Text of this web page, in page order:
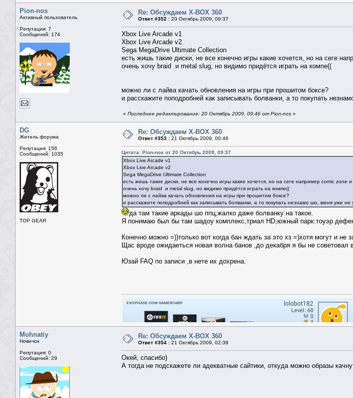
Pion-nos
Активный пользователь
Репутация: 7
Сообщений: 174
Re: Обсуждаем X-BOX 360
Ответ #352 : 20 Октябрь 2009, 09:37
Xbox Live Arcade v1
Xbox Live Arcade v2
Sega MegaDrive Ultimate Collection
есть жишь такие диски, не все конечно игры какие хочется, но на сеге
очень хочу braid и metal slug, но видимо придётся играть на компе((
можно ли с лайва качать обновления на игры при прошитом боксе?
и расскажите поподробней как записывать болванки, а то покупать
« Последнее редактирование: 20 Октябрь 2009, 09:46 от Pion-nos »
DG
Житель форума
Репутация: 156
Сообщений: 1035
TOP GEAR
Re: Обсуждаем X-BOX 360
Ответ #353 : 21 Октябрь 2009, 00:46
Цитата: Pion-nos от 20 Октябрь 2009, 09:37
Xbox Live Arcade v1
Xbox Live Arcade v2
Sega MegaDrive Ultimate Collection
есть жишь такие диски, не все конечно игры какие хочется, но на сеге например comic zone
очень хочу braid и metal slug, но видимо придётся играть на компе((
можно ли с лайва качать обновления на игры при прошитом боксе?
и расскажите поподробней как записывать болванки, а то покупать незнамо шо, меня уже не
да там такие аркады шо ппц,жалко даже болванку на такое.
Я понимаю был бы там шадоу комплекс,триал HD,южный парк:тоуэр
Конечно можно =))только вот когда бан ждать за это хз =)хотя могут и не
Щас вроде ожидаеться новая волна банов ,до декабря я бы не советовал
Юзай FAQ по записи ,в нете их дохрена.
Mohnatiy
Новичок
Репутация: 0
Сообщений: 29
Re: Обсуждаем X-BOX 360
Ответ #354 : 21 Октябрь 2009, 02:38
Окей, спасибо)
А тогда не подскажете ли адекватные сайтики, откуда можно образы